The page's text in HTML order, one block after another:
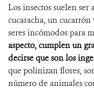
Los insectos suelen
cucaracha, un
seres incómodos para
aspecto, cumplen un
decirse que son los
que polinizan flores,
número de animales